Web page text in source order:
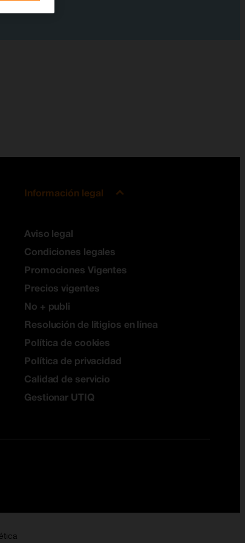
Información legal
Aviso legal
Condiciones legales
Promociones Vigentes
Precios vigentes
No + publi
Resolución de litigios en línea
Política de cookies
Política de privacidad
Calidad de servicio
Gestionar UTIQ